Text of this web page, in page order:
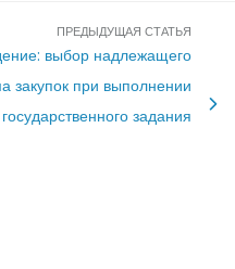
ПРЕДЫДУЩАЯ СТАТЬЯ
выбор надлежащего
закупок при выполнении
государственного задания